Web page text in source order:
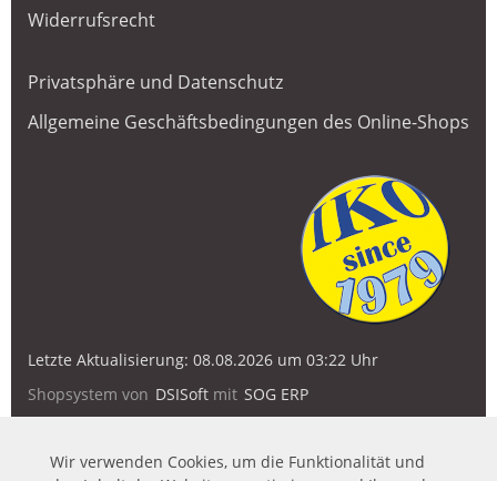
Widerrufsrecht
Privatsphäre und Datenschutz
Allgemeine Geschäftsbedingungen des Online-Shops
Letzte Aktualisierung: 08.08.2026 um 03:22 Uhr
Shopsystem von DSISoft mit SOG ERP
Wir verwenden Cookies, um die Funktionalität und